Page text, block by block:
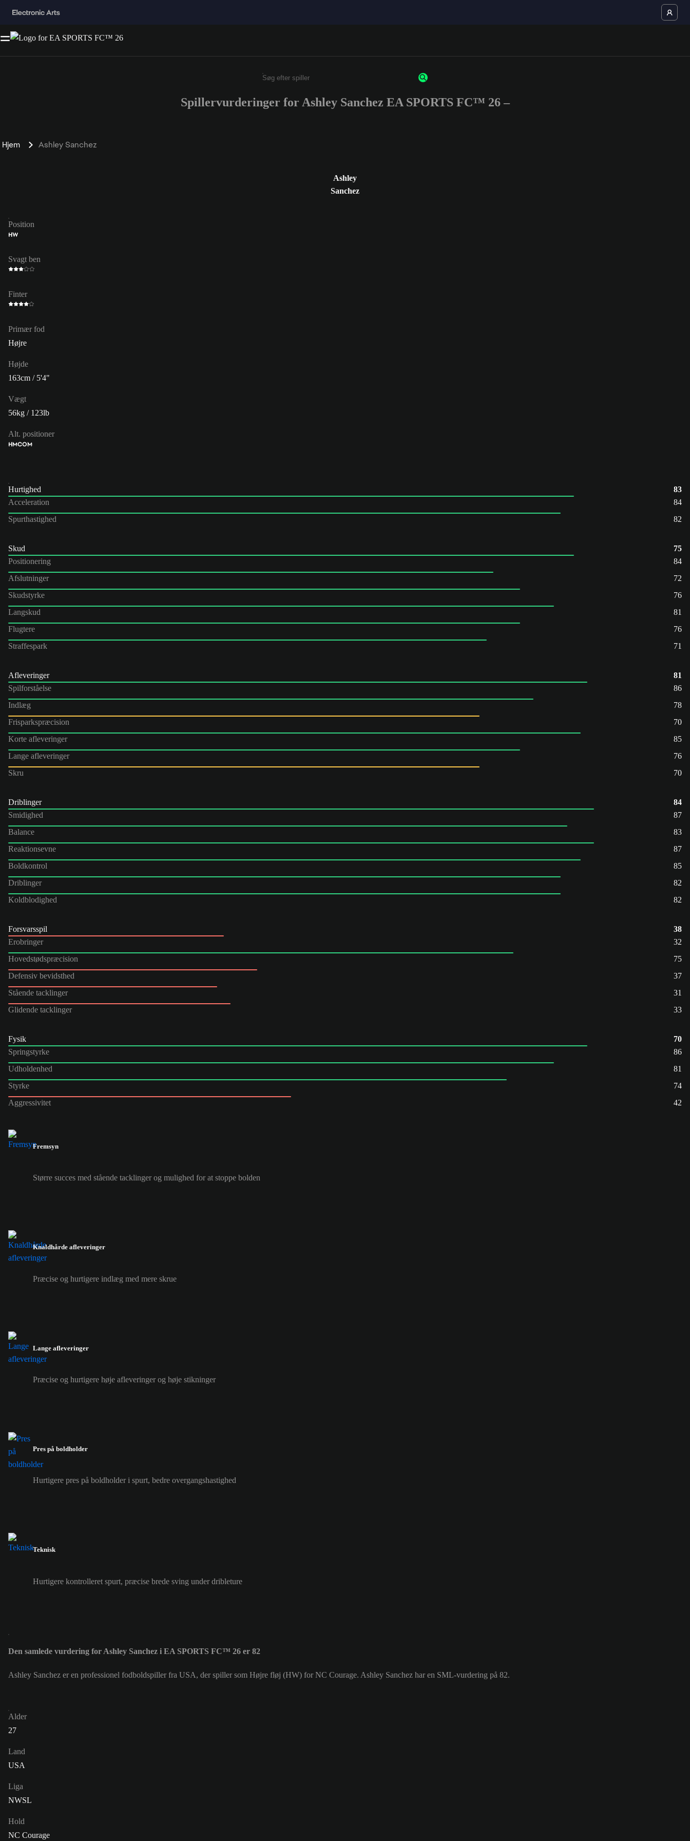
Enter a minimum of 3 characters or numbers
Spillervurderinger for Ashley Sanchez EA SPORTS FC™ 26 –
Hjem Ashley Sanchez
Ashley
Sanchez
Position
HW
Svagt ben
Finter
Primær fod
Højre
Højde
163cm / 5'4"
Vægt
56kg / 123lb
Alt. positioner
HMCOM
Hurtighed
83
Acceleration
84
Spurthastighed
82
Skud
75
Positionering
84
Afslutninger
72
Skudstyrke
76
Langskud
81
Flugtere
76
Straffespark
71
Afleveringer
81
Spilforståelse
86
Indlæg
78
Frisparkspræcision
70
Korte afleveringer
85
Lange afleveringer
76
Skru
70
Driblinger
84
Smidighed
87
Balance
83
Reaktionsevne
87
Boldkontrol
85
Driblinger
82
Koldblodighed
82
Forsvarsspil
38
Erobringer
32
Hovedstødspræcision
75
Defensiv bevidsthed
37
Stående tacklinger
31
Glidende tacklinger
33
Fysik
70
Springstyrke
86
Udholdenhed
81
Styrke
74
Aggressivitet
42
Fremsyn
Større succes med stående tacklinger og mulighed for at stoppe bolden
Knaldhårde afleveringer
Præcise og hurtigere indlæg med mere skrue
Lange afleveringer
Præcise og hurtigere høje afleveringer og høje stikninger
Pres på boldholder
Hurtigere pres på boldholder i spurt, bedre overgangshastighed
Teknisk
Hurtigere kontrolleret spurt, præcise brede sving under dribleture
Den samlede vurdering for Ashley Sanchez i EA SPORTS FC™ 26 er 82
Ashley Sanchez er en professionel fodboldspiller fra USA, der spiller som Højre fløj (HW) for NC Courage. Ashley Sanchez har en SML-vurdering på 82.
Alder
27
Land
USA
Liga
NWSL
Hold
NC Courage